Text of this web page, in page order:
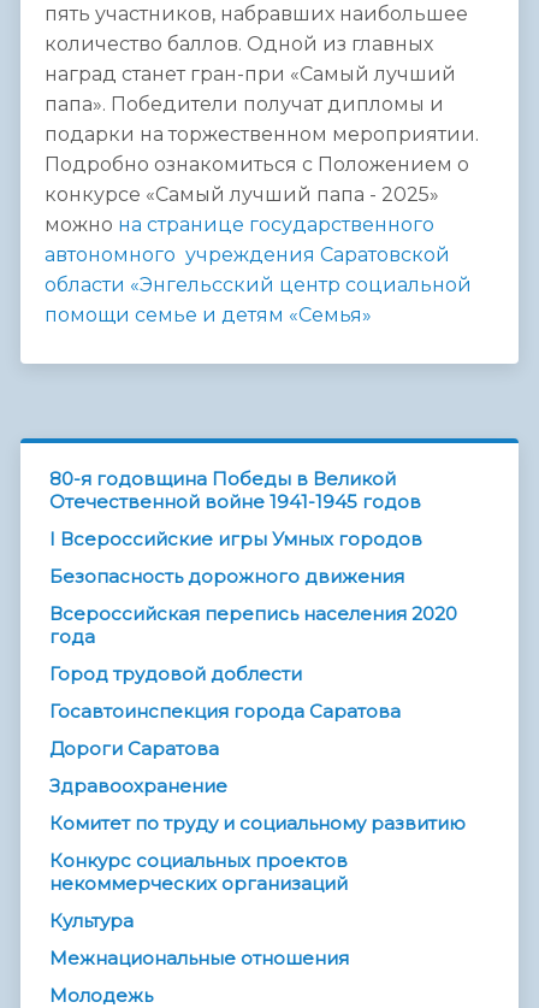
пять участников, набравших наибольшее
количество баллов. Одной из главных
наград станет гран-при «Самый лучший
папа». Победители получат дипломы и
подарки на торжественном мероприятии.
Подробно ознакомиться с Положением о
конкурсе «Самый лучший папа - 2025»
можно на странице государственного
автономного учреждения Саратовской
области «Энгельсский центр социальной
помощи семье и детям «Семья»
80-я годовщина Победы в Великой
Отечественной войне 1941-1945 годов
I Всероссийские игры Умных городов
Безопасность дорожного движения
Всероссийская перепись населения 2020
года
Город трудовой доблести
Госавтоинспекция города Саратова
Дороги Саратова
Здравоохранение
Комитет по труду и социальному развитию
Конкурс социальных проектов
некоммерческих организаций
Культура
Межнациональные отношения
Молодежь